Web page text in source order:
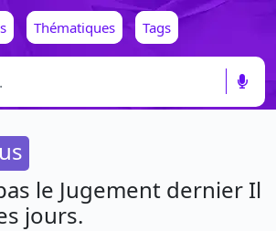
Thématiques Tags
le Jugement dernier Il
jours.